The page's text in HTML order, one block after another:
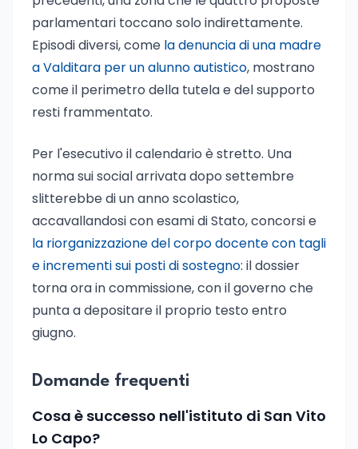
parlamentari toccano solo indirettamente.
Episodi diversi, come la denuncia di una madre
a Valditara per un alunno autistico, mostrano
come il perimetro della tutela e del supporto
resti frammentato.
Per l'esecutivo il calendario è stretto. Una
norma sui social arrivata dopo settembre
slitterebbe di un anno scolastico,
accavallandosi con esami di Stato, concorsi e
la riorganizzazione del corpo docente con tagli
e incrementi sui posti di sostegno: il dossier
torna ora in commissione, con il governo che
punta a depositare il proprio testo entro
giugno.
Domande frequenti
Cosa è successo nell'istituto di San Vito
Lo Capo?